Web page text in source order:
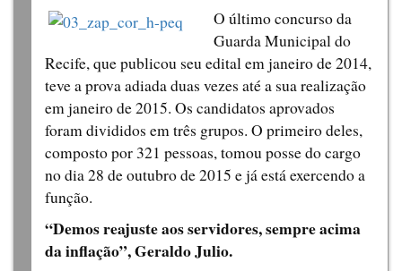
O último concurso da
Guarda Municipal do
Recife, que publicou seu edital em janeiro de 2014,
teve a prova adiada duas vezes até a sua realização
em janeiro de 2015. Os candidatos aprovados
foram divididos em três grupos. O primeiro deles,
composto por 321 pessoas, tomou posse do cargo
no dia 28 de outubro de 2015 e já está exercendo a
função.
“Demos reajuste aos servidores, sempre acima
da inflação”, Geraldo Julio.